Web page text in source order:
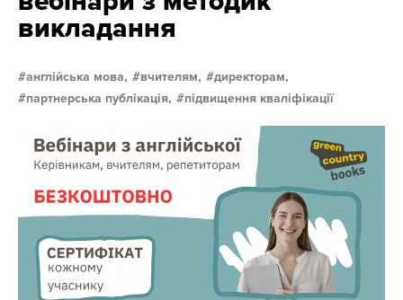
викладання
англійська мова, вчителям,
директорам,
партнерська публікація,
підвищення кваліфікації